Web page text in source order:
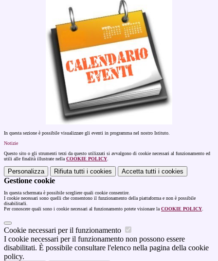
In questa sezione è possibile visualizzare gli eventi in programma nel nostro Istituto.
Notizie
Questo sito o gli strumenti terzi da questo utilizzati si avvalgono di cookie necessari al funzionamento ed
utili alle finalità illustrate nella COOKIE POLICY
Personalizza Rifiuta tutti i cookies Accetta tutti i cookies
Gestione cookie
In questa schermata è possibile scegliere quali cookie consentire.
I cookie necessari sono quelli che consentono il funzionamento della piattaforma e non è possibile
disabilitarli.
Per conoscere quali sono i cookie necessari al funzionamento potete visionare la COOKIE POLICY
Cookie necessari per il funzionamento
I cookie necessari per il funzionamento non possono essere
disabilitati. È possibile consultare l'elenco nella pagina della cookie
policy.